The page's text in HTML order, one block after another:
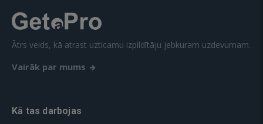
Ātrs veids, kā atrast uzticamu izpildītāju jebkuram uzdevumam.
Vairāk par mums
Kā tas darbojas